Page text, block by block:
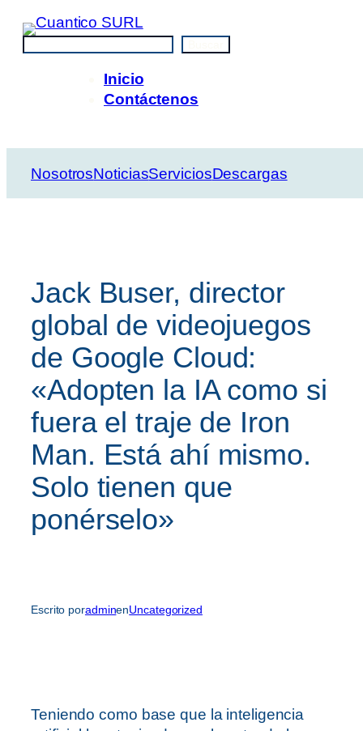
Saltar
contenido
Inicio
Contáctenos
NosotrosNoticiasServiciosDescargas
Jack Buser, director
global de videojuegos
de Google Cloud:
«Adopten la IA como si
fuera el traje de Iron
Man. Está ahí mismo.
Solo tienen que
ponérselo»
Escrito poradminenUncategorized
Teniendo como base que la inteligencia